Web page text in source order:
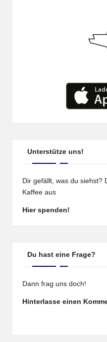
Unterstütze uns!
Dir gefällt, was du siehst?
Kaffee aus
Hier spenden!
Du hast eine Frage?
Dann frag uns doch!
Hinterlasse einen